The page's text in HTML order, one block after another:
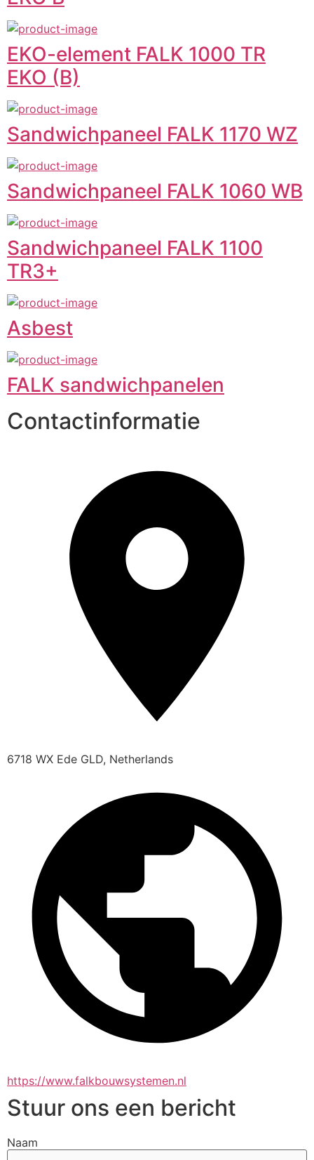
EKO-element FALK 1000 TR
EKO (B)
Sandwichpaneel FALK 1170 WZ
Sandwichpaneel FALK 1060 WB
Sandwichpaneel FALK 1100
TR3+
Asbest
FALK sandwichpanelen
Contactinformatie
6718 WX Ede GLD, Netherlands
https://www.falkbouwsystemen.nl
Stuur ons een bericht
Naam